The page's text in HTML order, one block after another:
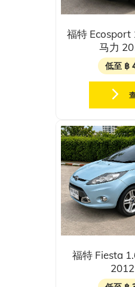
福特 Ecosport
马力
低至 ฿
福特 Fiesta